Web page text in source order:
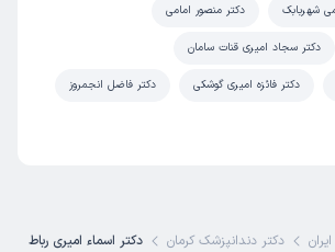
شهربابک دکتر منصور امامی
دکتر سجاد امیری قنات سامان
دکتر فائزه امیری گوشکی دکتر فاضل انجمروز
دکتر دندانپزشک کرمان دکتر اسماء امیری رباط